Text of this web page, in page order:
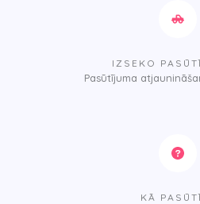
IZSEKO
Pasūtījuma
KĀ